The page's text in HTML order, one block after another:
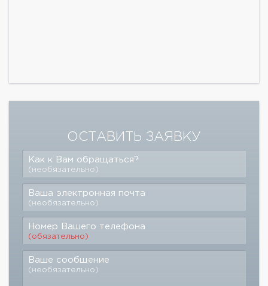
ОСТАВИТЬ ЗАЯВКУ
Как к Вам обращаться?
(необязательно)
Ваша электронная почта
(необязательно)
Номер Вашего телефона
(обязательно)
Ваше сообщение
(необязательно)